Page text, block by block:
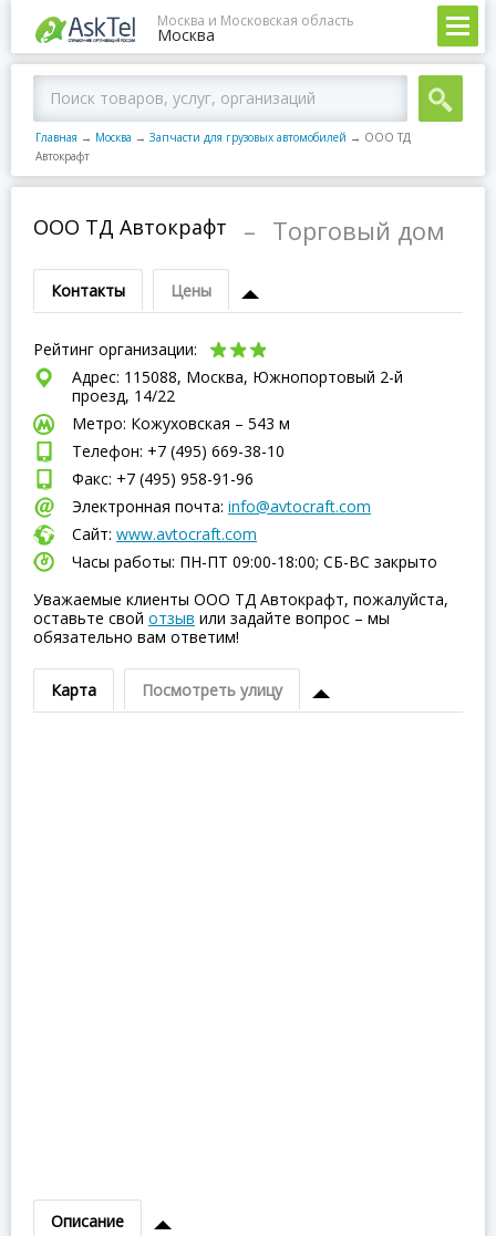
Москва и Московская область
Москва
Главная → Москва → Запчасти для грузовых автомобилей → ООО ТД
Автокрафт
ООО ТД Автокрафт – Торговый дом
Контакты Цены
Рейтинг организации:
Адрес: 115088, Москва, Южнопортовый 2-й
проезд, 14/22
Метро: Кожуховская – 543 м
Телефон: +7 (495) 669-38-10
Факс: +7 (495) 958-91-96
Электронная почта: info@avtocraft.com
Сайт: www.avtocraft.com
Часы работы: ПН-ПТ 09:00-18:00; СБ-ВC закрыто
Уважаемые клиенты ООО ТД Автокрафт, пожалуйста,
оставьте свой отзыв или задайте вопрос – мы
обязательно вам ответим!
Карта Посмотреть улицу
Описание